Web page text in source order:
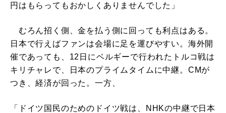
円はもらってもおかしくありませんでした」
むろん招く側、金を払う側に回っても利点はある。
日本で行えばファンは会場に足を運びやすい。海外開
催であっても、12日にベルギーで行われたトルコ戦は
キリチャレで、日本のプライムタイムに中継。CMが
つき、経済が回った。一方、
「ドイツ国民のためのドイツ戦は、NHKの中継で日本